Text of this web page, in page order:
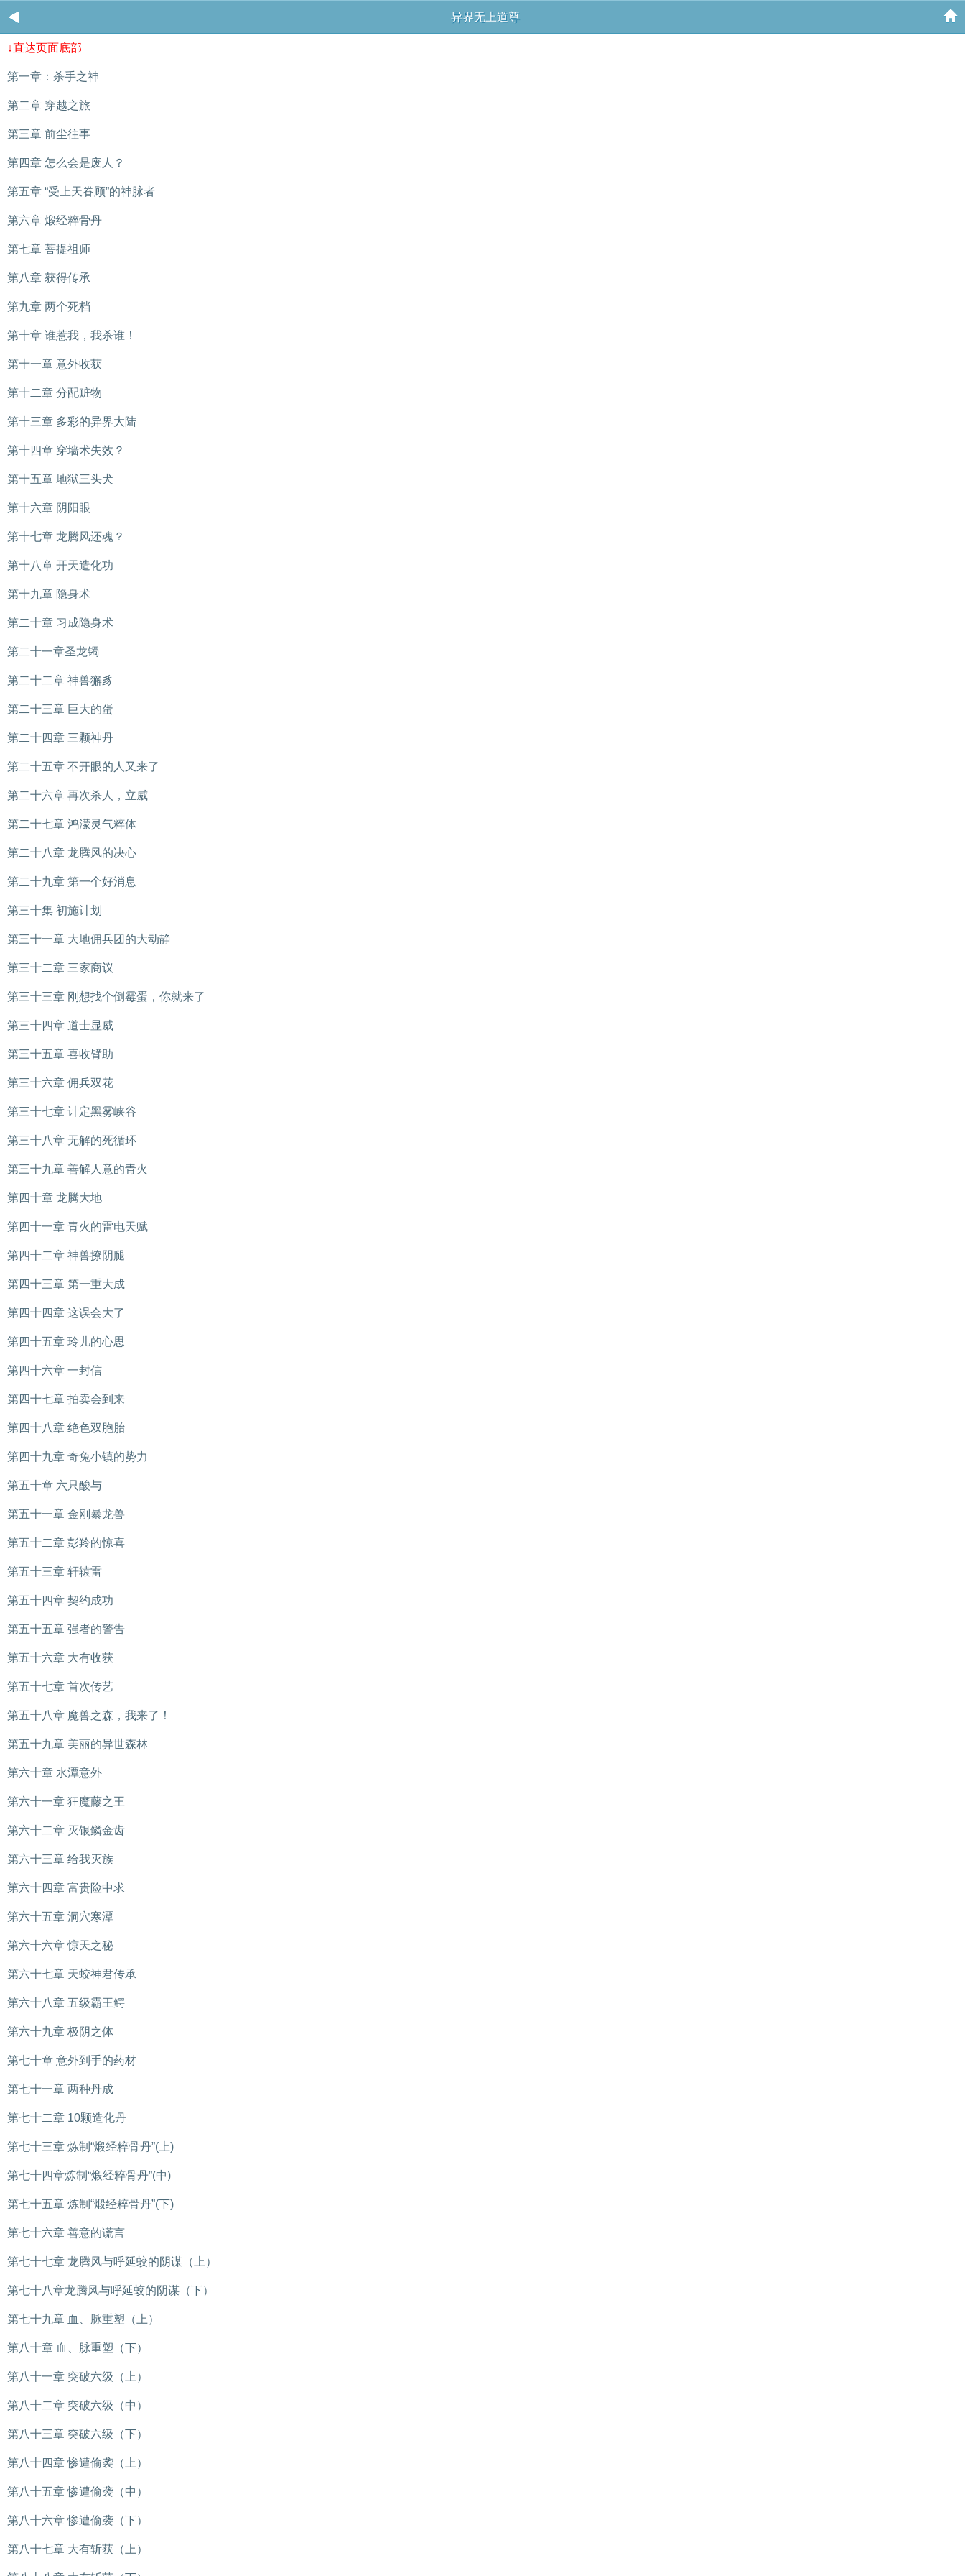
异界无上道尊
↓直达页面底部
第一章：杀手之神
第二章 穿越之旅
第三章 前尘往事
第四章 怎么会是废人？
第五章 “受上天眷顾”的神脉者
第六章 煅经粹骨丹
第七章 菩提祖师
第八章 获得传承
第九章 两个死档
第十章 谁惹我，我杀谁！
第十一章 意外收获
第十二章 分配赃物
第十三章 多彩的异界大陆
第十四章 穿墙术失效？
第十五章 地狱三头犬
第十六章 阴阳眼
第十七章 龙腾风还魂？
第十八章 开天造化功
第十九章 隐身术
第二十章 习成隐身术
第二十一章圣龙镯
第二十二章 神兽獬豸
第二十三章 巨大的蛋
第二十四章 三颗神丹
第二十五章 不开眼的人又来了
第二十六章 再次杀人，立威
第二十七章 鸿濛灵气粹体
第二十八章 龙腾风的决心
第二十九章 第一个好消息
第三十集 初施计划
第三十一章 大地佣兵团的大动静
第三十二章 三家商议
第三十三章 刚想找个倒霉蛋，你就来了
第三十四章 道士显威
第三十五章 喜收臂助
第三十六章 佣兵双花
第三十七章 计定黑雾峡谷
第三十八章 无解的死循环
第三十九章 善解人意的青火
第四十章 龙腾大地
第四十一章 青火的雷电天赋
第四十二章 神兽撩阴腿
第四十三章 第一重大成
第四十四章 这误会大了
第四十五章 玲儿的心思
第四十六章 一封信
第四十七章 拍卖会到来
第四十八章 绝色双胞胎
第四十九章 奇兔小镇的势力
第五十章 六只酸与
第五十一章 金刚暴龙兽
第五十二章 彭羚的惊喜
第五十三章 轩辕雷
第五十四章 契约成功
第五十五章 强者的警告
第五十六章 大有收获
第五十七章 首次传艺
第五十八章 魔兽之森，我来了！
第五十九章 美丽的异世森林
第六十章 水潭意外
第六十一章 狂魔藤之王
第六十二章 灭银鳞金齿
第六十三章 给我灭族
第六十四章 富贵险中求
第六十五章 洞穴寒潭
第六十六章 惊天之秘
第六十七章 天蛟神君传承
第六十八章 五级霸王鳄
第六十九章 极阴之体
第七十章 意外到手的药材
第七十一章 两种丹成
第七十二章 10颗造化丹
第七十三章 炼制“煅经粹骨丹”(上)
第七十四章炼制“煅经粹骨丹”(中)
第七十五章 炼制“煅经粹骨丹”(下)
第七十六章 善意的谎言
第七十七章 龙腾风与呼延蛟的阴谋（上）
第七十八章龙腾风与呼延蛟的阴谋（下）
第七十九章 血、脉重塑（上）
第八十章 血、脉重塑（下）
第八十一章 突破六级（上）
第八十二章 突破六级（中）
第八十三章 突破六级（下）
第八十四章 惨遭偷袭（上）
第八十五章 惨遭偷袭（中）
第八十六章 惨遭偷袭（下）
第八十七章 大有斩获（上）